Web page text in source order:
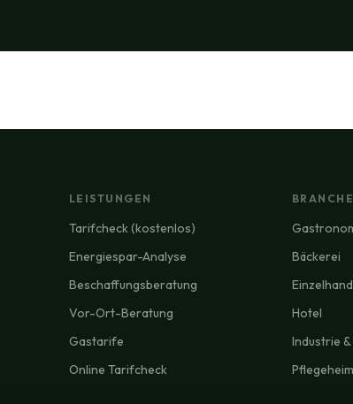
LEISTUNGEN
Tarifcheck (kostenlos)
Energiespar-Analyse
Beschaffungsberatung
Vor-Ort-Beratung
Gastarife
Online Tarifcheck
Bäckerei
Hotel
Industrie
Pflegeheim